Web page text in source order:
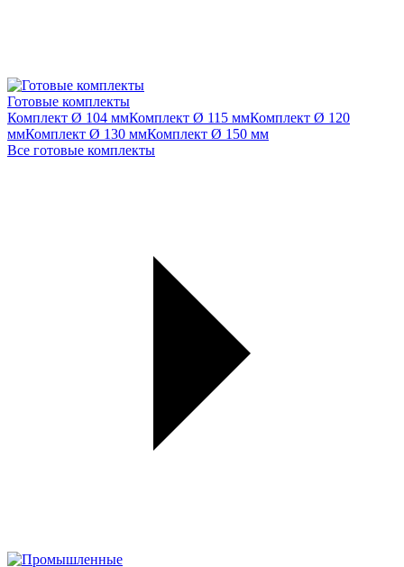
Готовые комплекты
Комплект Ø 104 ммКомплект Ø 115 ммКомплект Ø 120
ммКомплект Ø 130 ммКомплект Ø 150 мм
Все готовые комплекты